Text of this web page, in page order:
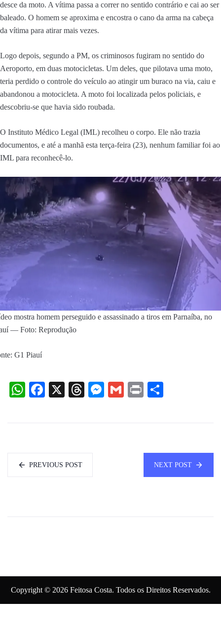
desce da moto. A vítima passa a correr no sentido contrário e cai ao ser
baleado. O homem se aproxima e encostra o cano da arma na cabeça
da vítima para atirar mais vezes.
Logo depois, segundo a PM, os criminosos fugiram no sentido do
Aeroporto, em duas motocicletas. Um deles, que pilotava uma moto,
teria perdido o controle do veículo ao atingir um buraco na via, caiu e
abandonou a motocicleta. A moto foi localizada pelos policiais, e
descobriu-se que havia sido roubada.
O Instituto Médico Legal (IML) recolheu o corpo. Ele não trazia
documentos, e até a manhã esta terça-feira (23), nenhum familiar foi ao
IML para reconhecê-lo.
mostra homem perseguido e assassinado a tiros em Parnaíba, no
— Foto: Reprodução
G1 Piauí
WhatsApp
Facebook
X Threads
Messenger
Gmail
Print
PREVIOUS POST NEXT POST
Copyright © 2026 Feitosa Costa. Todos os Direitos Reservados.